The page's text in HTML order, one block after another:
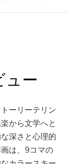
ュー
ーリーテリン
から文学へと
深さと心理的
は、9コマの